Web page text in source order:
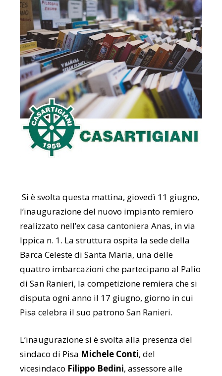
Si è svolta questa mattina, giovedì 11 giugno,
l’inaugurazione del nuovo impianto remiero
realizzato nell’ex casa cantoniera Anas, in via
Ippica n. 1. La struttura ospita la sede della
Barca Celeste di Santa Maria, una delle
quattro imbarcazioni che partecipano al Palio
di San Ranieri, la competizione remiera che si
disputa ogni anno il 17 giugno, giorno in cui
Pisa celebra il suo patrono San Ranieri.
L’inaugurazione si è svolta alla presenza del
sindaco di Pisa Michele Conti, del
vicesindaco Filippo Bedini, assessore alle